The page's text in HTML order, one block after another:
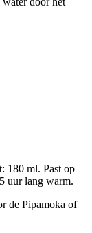
180 ml. Past op
uur lang warm.
de Pipamoka of